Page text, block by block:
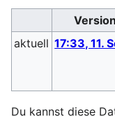
aktuell 17:33, 11.
Du kannst diese